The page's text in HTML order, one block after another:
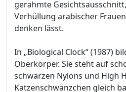
gerahmte
Verhüllung arabischer
denken lässt.
In „Biological Clock“ (1987)
Oberkörper. Sie steht auf
schwarzen Nylons und High
Katzenschwänzchen gleich